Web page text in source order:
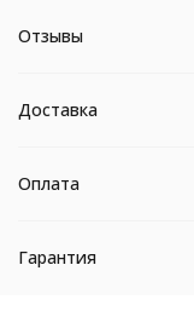
Отзывы
Доставка
Оплата
Гарантия